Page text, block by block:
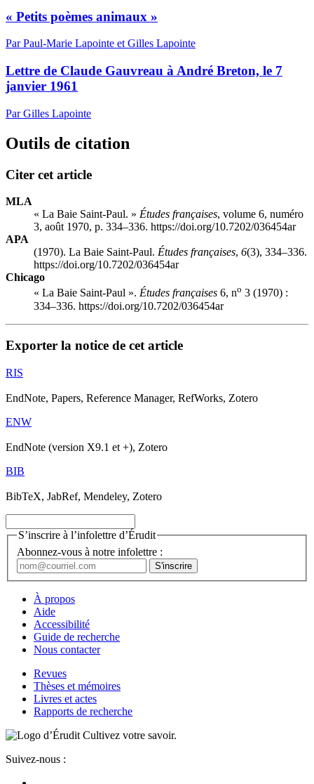
« Petits poèmes animaux »
Par Paul-Marie Lapointe et Gilles Lapointe
Lettre de Claude Gauvreau à André Breton, le 7
janvier 1961
Par Gilles Lapointe
Outils de citation
Citer cet article
MLA
« La Baie Saint-Paul. » Études françaises, volume 6, numéro
3, août 1970, p. 334–336. https://doi.org/10.7202/036454ar
APA
(1970). La Baie Saint-Paul. Études françaises, 6(3), 334–336.
https://doi.org/10.7202/036454ar
Chicago
« La Baie Saint-Paul ». Études françaises 6, no 3 (1970) :
334–336. https://doi.org/10.7202/036454ar
Exporter la notice de cet article
RIS
EndNote, Papers, Reference Manager, RefWorks, Zotero
ENW
EndNote (version X9.1 et +), Zotero
BIB
BibTeX, JabRef, Mendeley, Zotero
S’inscrire à l’infolettre d’Érudit
Abonnez-vous à notre infolettre :
À propos
Aide
Accessibilité
Guide de recherche
Nous contacter
Revues
Thèses et mémoires
Livres et actes
Rapports de recherche
Cultivez votre savoir.
Suivez-nous :